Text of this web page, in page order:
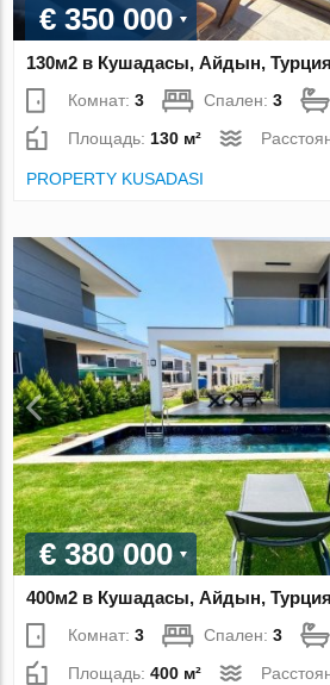
€ 350 000
130м2 в Кушадасы, Айдын,
Комнат:3 Спален:3
Площадь:130 м²
PROPERTY KUSADASI
€ 380 000
400м2 в Кушадасы, Айдын,
Комнат:3 Спален:3
Площадь:400 м²